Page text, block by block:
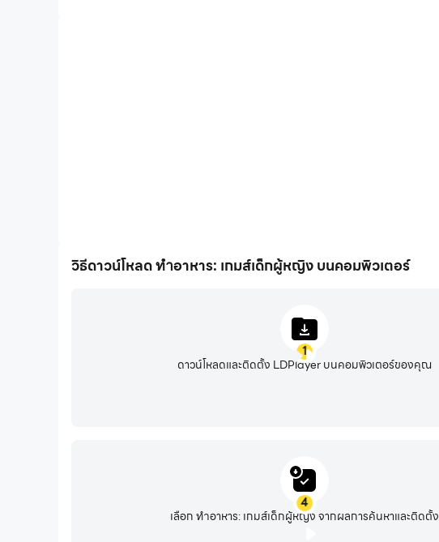
วิธีดาวน์โหลด ทำอาหาร: เกมส์เด็กผู้หญิง บนคอมพิวเตอร์
1
ดาวน์โหลดและติดตั้ง LDPlayer บนคอมพิวเตอร์ของคุณ
4
เลือก ทำอาหาร: เกมส์เด็กผู้หญิง จากผลการค้นหาและติดตั้ง